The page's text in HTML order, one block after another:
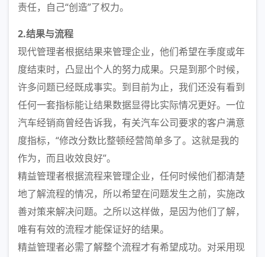
责任，自己“创造”了权力。
2.结果与流程
现代管理者根据结果来管理企业，他们希望在季度或年
度结束时，凸显出个人的努力成果。只是到那个时候，
许多问题已经既成事实。到目前为止，我们还没有看到
任何一套指标能让结果数据显得比实际情况更好。一位
汽车经销商曾经告诉我，有关汽车公司要求的客户满意
度指标，“修改分数比整顿经营简单多了。这就是我的
作为，而且收效良好”。
精益管理者根据流程来管理企业，任何时候他们都清楚
地了解流程的情况，所以希望在问题发生之前，实施改
善对策来解决问题。之所以这样做，是因为他们了解，
唯有有效的流程才能保证好的结果。
精益管理者必需了解整个流程才有希望成功。对采用现